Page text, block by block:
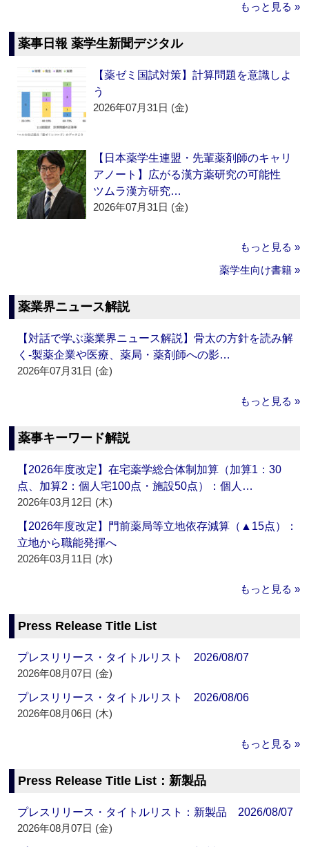
もっと見る »
薬事日報 薬学生新聞デジタル
【薬ゼミ国試対策】計算問題を意識しよ
う
2026年07月31日 (金)
【日本薬学生連盟・先輩薬剤師のキャリ
アノート】広がる漢方薬研究の可能性
ツムラ漢方研究…
2026年07月31日 (金)
もっと見る »
薬学生向け書籍 »
薬業界ニュース解説
【対話で学ぶ薬業界ニュース解説】骨太の方針を読み解
く‐製薬企業や医療、薬局・薬剤師への影…
2026年07月31日 (金)
もっと見る »
薬事キーワード解説
【2026年度改定】在宅薬学総合体制加算（加算1：30
点、加算2：個人宅100点・施設50点）：個人…
2026年03月12日 (木)
【2026年度改定】門前薬局等立地依存減算（▲15点）：
立地から職能発揮へ
2026年03月11日 (水)
もっと見る »
Press Release Title List
プレスリリース・タイトルリスト 2026/08/07
2026年08月07日 (金)
プレスリリース・タイトルリスト 2026/08/06
2026年08月06日 (木)
もっと見る »
Press Release Title List：新製品
プレスリリース・タイトルリスト：新製品 2026/08/07
2026年08月07日 (金)